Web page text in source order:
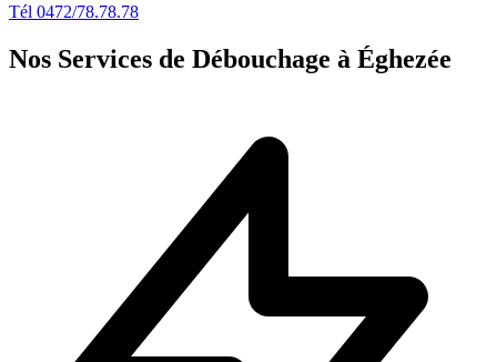
Tél 0472/78.78.78
Nos Services de Débouchage à Éghezée